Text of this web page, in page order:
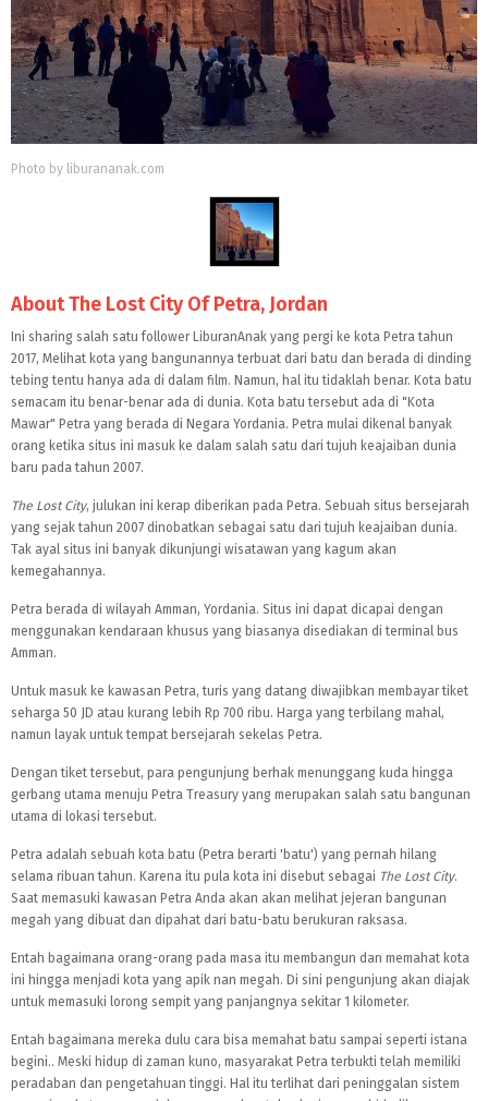
Photo by liburananak.com
About The Lost City Of Petra, Jordan
Ini sharing salah satu follower LiburanAnak yang pergi ke kota Petra tahun
2017, Melihat kota yang bangunannya terbuat dari batu dan berada di dinding
tebing tentu hanya ada di dalam film. Namun, hal itu tidaklah benar. Kota batu
semacam itu benar-benar ada di dunia. Kota batu tersebut ada di "Kota
Mawar" Petra yang berada di Negara Yordania. Petra mulai dikenal banyak
orang ketika situs ini masuk ke dalam salah satu dari tujuh keajaiban dunia
baru pada tahun 2007.
The Lost City, julukan ini kerap diberikan pada Petra. Sebuah situs bersejarah
yang sejak tahun 2007 dinobatkan sebagai satu dari tujuh keajaiban dunia.
Tak ayal situs ini banyak dikunjungi wisatawan yang kagum akan
kemegahannya.
Petra berada di wilayah Amman, Yordania. Situs ini dapat dicapai dengan
menggunakan kendaraan khusus yang biasanya disediakan di terminal bus
Amman.
Untuk masuk ke kawasan Petra, turis yang datang diwajibkan membayar tiket
seharga 50 JD atau kurang lebih Rp 700 ribu. Harga yang terbilang mahal,
namun layak untuk tempat bersejarah sekelas Petra.
Dengan tiket tersebut, para pengunjung berhak menunggang kuda hingga
gerbang utama menuju Petra Treasury yang merupakan salah satu bangunan
utama di lokasi tersebut.
Petra adalah sebuah kota batu (Petra berarti 'batu') yang pernah hilang
selama ribuan tahun. Karena itu pula kota ini disebut sebagai The Lost City.
Saat memasuki kawasan Petra Anda akan akan melihat jejeran bangunan
megah yang dibuat dan dipahat dari batu-batu berukuran raksasa.
Entah bagaimana orang-orang pada masa itu membangun dan memahat kota
ini hingga menjadi kota yang apik nan megah. Di sini pengunjung akan diajak
untuk memasuki lorong sempit yang panjangnya sekitar 1 kilometer.
Entah bagaimana mereka dulu cara bisa memahat batu sampai seperti istana
begini.. Meski hidup di zaman kuno, masyarakat Petra terbukti telah memiliki
peradaban dan pengetahuan tinggi. Hal itu terlihat dari peninggalan sistem